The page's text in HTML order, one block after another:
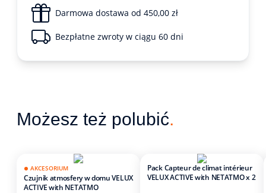
Darmowa dostawa od 450,00 zł
Bezpłatne zwroty w ciągu 60 dni
Możesz też polubić.
AKCESORIUM
Czujnik atmosfery w domu VELUX
ACTIVE with NETATMO
Pack Capteur de climat intérieur
VELUX ACTIVE with NETATMO x 2